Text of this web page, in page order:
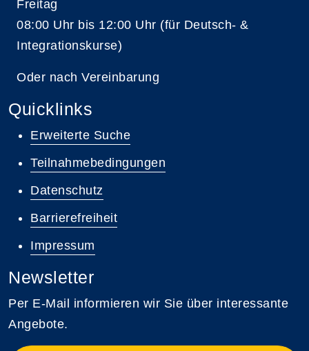
Freitag
08:00 Uhr bis 12:00 Uhr (für Deutsch- &
Integrationskurse)
Oder nach Vereinbarung
Quicklinks
Erweiterte Suche
Teilnahmebedingungen
Datenschutz
Barrierefreiheit
Impressum
Newsletter
Per E-Mail informieren wir Sie über interessante
Angebote.